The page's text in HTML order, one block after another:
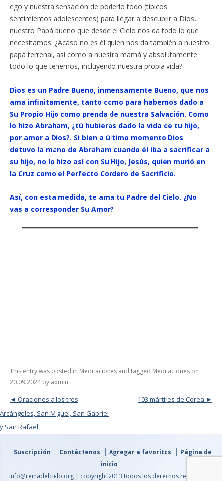
ego y nuestra sensación de poderlo todo (típicos
sentimientos adolescentes) para llegar a descubrir a Dios,
nuestro Papá bueno que desde el Cielo nos da todo lo que
necesitamos. ¿Acaso no es él quien nos da también a nuestro
papá terrenal, así como a nuestra mamá y absolutamente
todo lo que tenemos, incluyendo nuestra propia vida?.
Dios es un Padre Bueno, inmensamente Bueno, que nos
ama infinitamente, tanto como para habernos dado a
Su Propio Hijo como prenda de nuestra Salvación. Como
lo hizo Abraham, ¿tú hubieras dado la vida de tu hijo,
por amor a Dios?. Si bien a último momento Dios
detuvo la mano de Abraham cuando él iba a sacrificar a
su hijo, no lo hizo así con Su Hijo, Jesús, quien murió en
la Cruz como el Perfecto Cordero de Sacrificio.
Así, con esta medida, te ama tu Padre del Cielo. ¿No
vas a corresponder Su Amor?
This entry was posted in Meditaciones and tagged Meditaciones on
20.09.2024by admin.
Post navigation 103 mártires de Corea
Oraciones a los tres
Arcángeles, San Miguel, San Gabriel
y San Rafael
Suscripción Contáctenos Agregar a favoritos
Página de
inicio
info@reinadelcielo.org | copyright 2013 todos los derechos reservados